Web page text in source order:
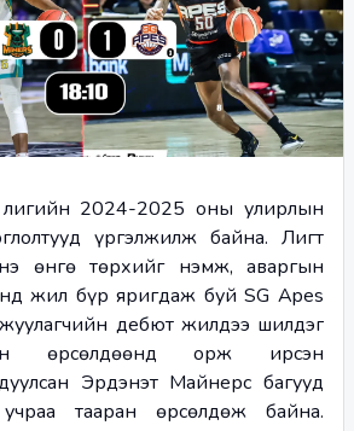
2024-2025 оны улирлын
үргэлжилж байна. Лигт
өнгө төрхийг нэмж, аваргын
жил бүр яригдаж буй SG Apes
дебют жилдээ шилдэг
өрсөлдөөнд орж ирсэн
Эрдэнэт Майнерс багууд
тааран өрсөлдөж байна.